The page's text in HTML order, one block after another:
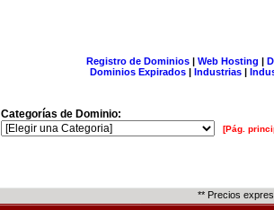
Registro de Dominios| Web Hosting |
Dominios Expirados | Industrias |
Categorías de Dominio:
[Pág.
** Precios